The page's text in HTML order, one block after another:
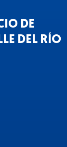
DE
DEL RÍO